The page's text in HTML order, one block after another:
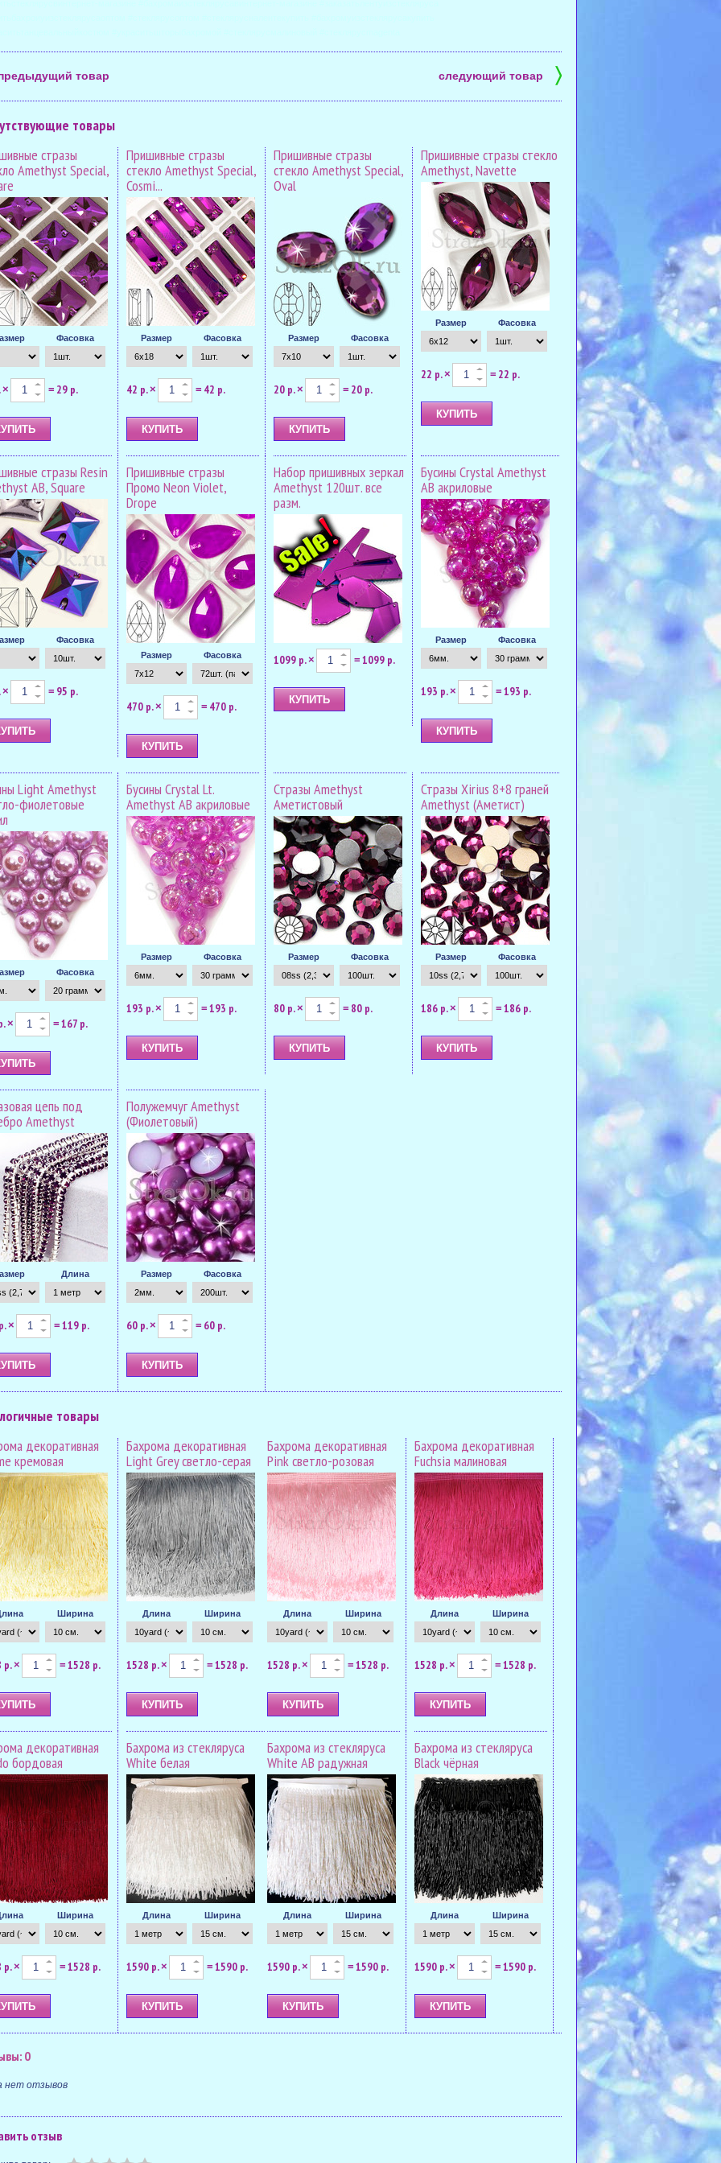
товар следующий товар 〉
товары
стразы
Amethyst Special,
Фасовка
× = 29 р.
Пришивные стразы
стекло Amethyst Special,
Cosmi...
Размер Фасовка
42 р.× = 42 р.
Пришивные стразы
стекло Amethyst Special,
Oval
Размер Фасовка
20 р.× = 20 р.
Пришивные стразы стекло
Amethyst, Navette
Размер Фасовка
22 р.× = 22 р.
стразы Resin
AB, Square
Фасовка
× = 95 р.
Пришивные стразы
Промо Neon Violet,
Drope
Размер Фасовка
470 р.× = 470 р.
Набор пришивных зеркал
Amethyst 120шт. все
разм.
1099 р.× = 1099 р.
Бусины Crystal Amethyst
AB акриловые
Размер Фасовка
193 р.× = 193 р.
Light Amethyst
фиолетовые
Фасовка
× = 167 р.
Бусины Crystal Lt.
Amethyst AB акриловые
Размер Фасовка
193 р.× = 193 р.
Стразы Amethyst
Аметистовый
Размер Фасовка
80 р.× = 80 р.
Стразы Xirius 8+8 граней
Amethyst (Аметист)
Размер Фасовка
186 р.× = 186 р.
цепь под
Amethyst
Длина
× = 119 р.
Полужемчуг Amethyst
(Фиолетовый)
Размер Фасовка
60 р.× = 60 р.
товары
декоративная
кремовая
Ширина
р.× = 1528 р.
Бахрома декоративная
Light Grey светло-серая
Длина Ширина
1528 р.× = 1528 р.
Бахрома декоративная
Pink светло-розовая
Длина Ширина
1528 р.× = 1528 р.
Бахрома декоративная
Fuchsia малиновая
Длина Ширина
1528 р.× = 1528 р.
декоративная
бордовая
Ширина
р.× = 1528 р.
Бахрома из стекляруса
White белая
Длина Ширина
1590 р.× = 1590 р.
Бахрома из стекляруса
White AB радужная
Длина Ширина
1590 р.× = 1590 р.
Бахрома из стекляруса
Black чёрная
Длина Ширина
1590 р.× = 1590 р.
0
нет отзывов
отзыв